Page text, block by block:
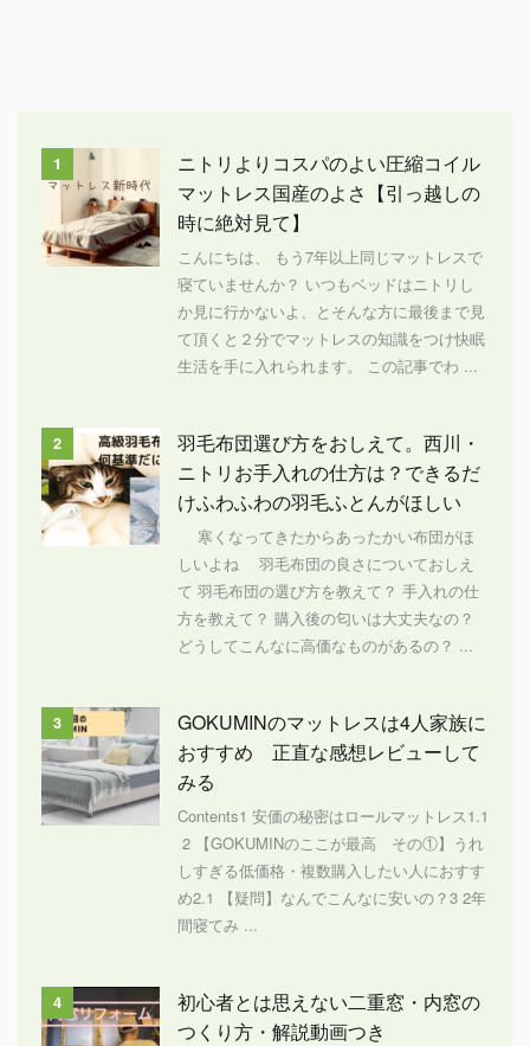
1
ニトリよりコスパのよい圧縮コイル
マットレス国産のよさ【引っ越しの
時に絶対見て】
こんにちは、 もう7年以上同じマットレスで
寝ていませんか？ いつもベッドはニトリし
か見に行かないよ、とそんな方に最後まで見
て頂くと２分でマットレスの知識をつけ快眠
生活を手に入れられます。 この記事でわ ...
2
羽毛布団選び方をおしえて。西川・
ニトリお手入れの仕方は？できるだ
けふわふわの羽毛ふとんがほしい
寒くなってきたからあったかい布団がほ
しいよね 羽毛布団の良さについておしえ
て 羽毛布団の選び方を教えて？ 手入れの仕
方を教えて？ 購入後の匂いは大丈夫なの？
どうしてこんなに高価なものがあるの？ ...
3
GOKUMINのマットレスは4人家族に
おすすめ 正直な感想レビューして
みる
Contents1 安価の秘密はロールマットレス1.1
2 【GOKUMINのここが最高 その①】うれ
しすぎる低価格・複数購入したい人におすす
め2.1 【疑問】なんでこんなに安いの？3 2年
間寝てみ ...
4
初心者とは思えない二重窓・内窓の
つくり方・解説動画つき